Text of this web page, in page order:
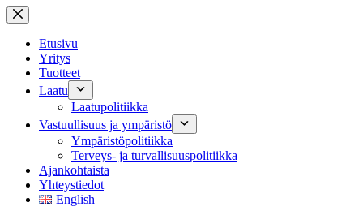
Skip
to
contentEtusivu
Yritys
Tuotteet
Laatu
Laatupolitiikka
Vastuullisuus ja ympäristö
Ympäristöpolitiikka
Terveys- ja turvallisuuspolitiikka
Ajankohtaista
Yhteystiedot
English